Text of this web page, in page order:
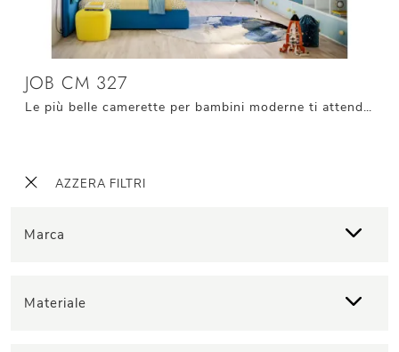
AZZERA FILTRI
Marca
Materiale
JOB CM 327
Le più belle camerette per bambini moderne ti attendono! Scopri il modello Job CM 327 di Giessegi.